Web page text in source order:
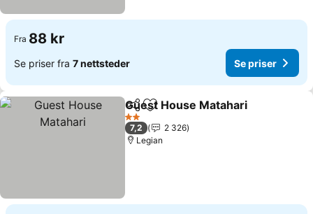
Fra 88 kr
Se priser fra 7 nettsteder Se priser
Del Legg til i favoritter
Guest House Matahari
2 Stjerner
7,2
2 326
Legian